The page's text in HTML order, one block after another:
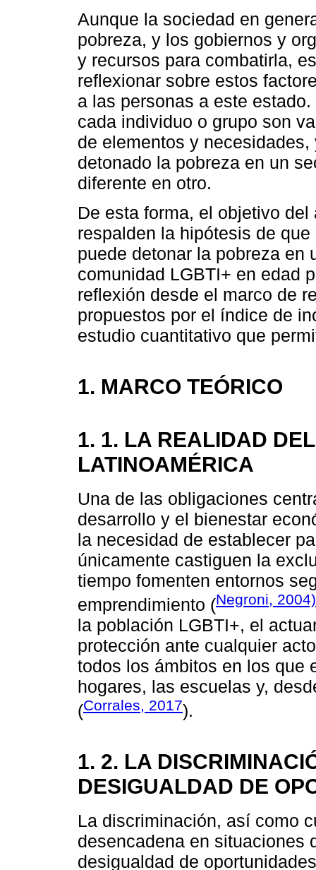
Aunque la sociedad en
pobreza, y los gobiernos y
y recursos para combatirla,
reflexionar sobre estos
a las personas a este
cada individuo o grupo son
de elementos y
detonado la pobreza en un
diferente en otro.
De esta forma, el objetivo
respalden la hipótesis de
puede detonar la pobreza en
comunidad LGBTI+ en edad
reflexión desde el marco de
propuestos por el índice de
estudio cuantitativo que
1. MARCO TEÓRICO
1. 1. LA REALIDAD
LATINOAMÉRICA
Una de las obligaciones
desarrollo y el bienestar
la necesidad de establecer
únicamente castiguen la
tiempo fomenten entornos
emprendimiento (Negroni, 2004)
la población LGBTI+, el
protección ante cualquier
todos los ámbitos en los que
hogares, las escuelas y,
(Corrales, 2017).
1. 2. LA
DESIGUALDAD DE
La discriminación, así como
desencadena en situaciones
desigualdad de